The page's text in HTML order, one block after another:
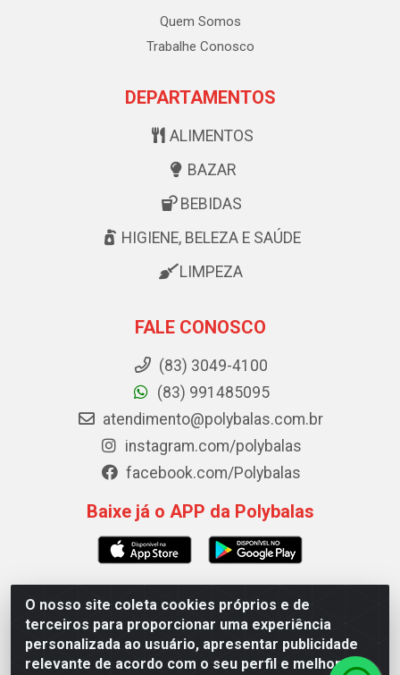
O nosso site coleta cookies próprios e de
terceiros para proporcionar uma experiência
personalizada ao usuário, apresentar publicidade
relevante de acordo com o seu perfil e melhorar a
Quem Somos
Trabalhe Conosco
DEPARTAMENTOS
ALIMENTOS
BAZAR
BEBIDAS
HIGIENE, BELEZA E SAÚDE
LIMPEZA
FALE CONOSCO
(83) 3049-4100
(83) 991485095
atendimento@polybalas.com.br
instagram.com/polybalas
facebook.com/Polybalas
Baixe já o APP da Polybalas
Polybalas - Rua João Miguel de Souza, 173 Galpão B -
Ernesto Geisel, João Pessoa/PB - CEP 58.075-075 - CNPJ
00.909.327/0002-61